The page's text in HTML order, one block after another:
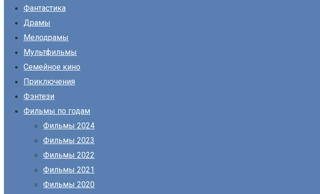
Фантастика
Драмы
Мелодрамы
Мультфильмы
Семейное кино
Приключения
Фэнтези
Фильмы по годам
Фильмы 2024
Фильмы 2023
Фильмы 2022
Фильмы 2021
Фильмы 2020